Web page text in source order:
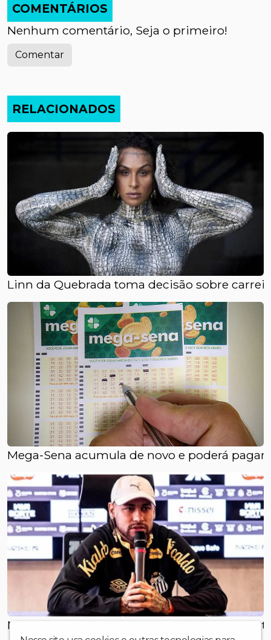
COMENTÁRIOS
Nenhum comentário, Seja o primeiro!
Comentar
RELACIONADOS
Linn da Quebrada toma decisão sobre
Mega-Sena acumula de novo e poderá
Neymar se pronuncia após bater-boca com